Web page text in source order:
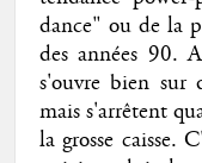
dance" ou de la
des années 90.
s'ouvre bien sur
mais s'arrêtent
la grosse caisse.